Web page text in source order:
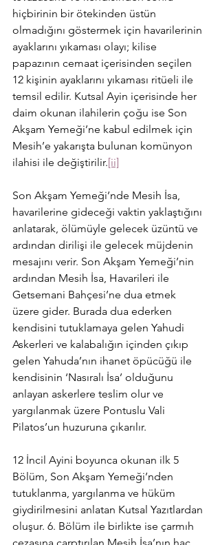
hiçbirinin bir ötekinden üstün
olmadığını göstermek için havarilerinin
ayaklarını yıkaması olayı; kilise
papazının cemaat içerisinden seçilen
12 kişinin ayaklarını yıkaması ritüeli ile
temsil edilir. Kutsal Ayin içerisinde her
daim okunan ilahilerin çoğu ise Son
Akşam Yemeği’ne kabul edilmek için
Mesih’e yakarışta bulunan komünyon
ilahisi ile değiştirilir.[ii]
Son Akşam Yemeği’nde Mesih İsa,
havarilerine gideceği vaktin yaklaştığını
anlatarak, ölümüyle gelecek üzüntü ve
ardından dirilişi ile gelecek müjdenin
mesajını verir. Son Akşam Yemeği’nin
ardından Mesih İsa, Havarileri ile
Getsemani Bahçesi’ne dua etmek
üzere gider. Burada dua ederken
kendisini tutuklamaya gelen Yahudi
Askerleri ve kalabalığın içinden çıkıp
gelen Yahuda’nın ihanet öpücüğü ile
kendisinin ‘Nasıralı İsa’ olduğunu
anlayan askerlere teslim olur ve
yargılanmak üzere Pontuslu Vali
Pilatos’un huzuruna çıkarılır.
12 İncil Ayini boyunca okunan ilk 5
Bölüm, Son Akşam Yemeği’nden
tutuklanma, yargılanma ve hüküm
giydirilmesini anlatan Kutsal Yazıtlardan
oluşur. 6. Bölüm ile birlikte ise çarmıh